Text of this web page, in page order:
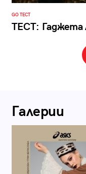
GO ТЕСТ
ТЕСТ: Гаджета
Галерии